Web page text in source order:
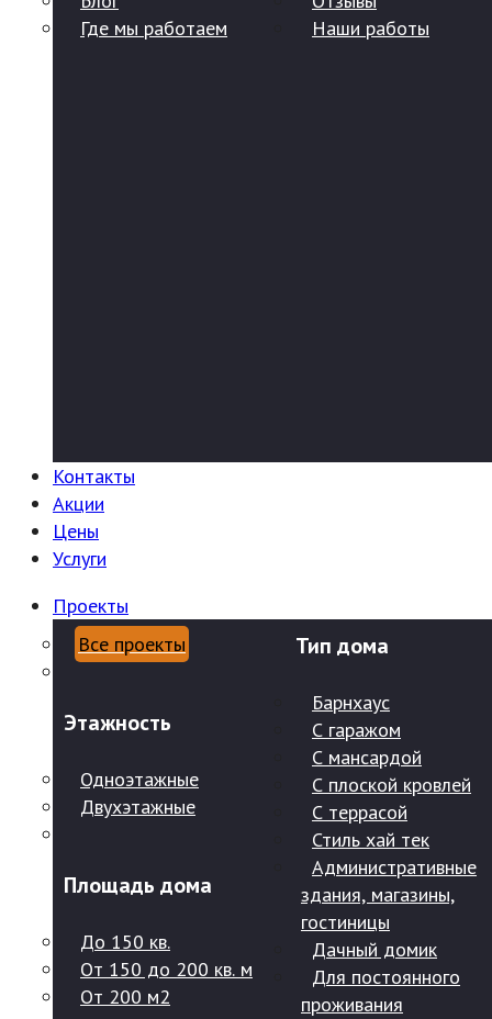
Где мы работаем
Наши работы
Контакты
Акции
Цены
Услуги
Проекты
Все проекты
Этажность
Одноэтажные
Двухэтажные
Площадь дома
До 150 кв.
От 150 до 200 кв. м
От 200 м2
Тип дома
Барнхаус
С гаражом
С мансардой
С плоской кровлей
С террасой
Стиль хай тек
Административные
здания, магазины,
гостиницы
Дачный домик
Для постоянного
проживания